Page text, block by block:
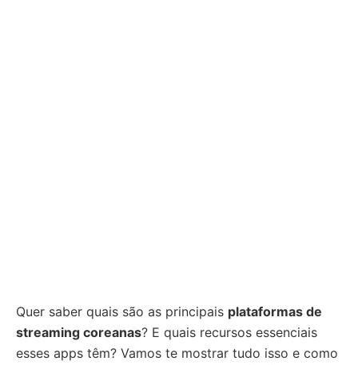
Quer saber quais são as principais plataformas de
streaming coreanas? E quais recursos essenciais
esses apps têm? Vamos te mostrar tudo isso e como